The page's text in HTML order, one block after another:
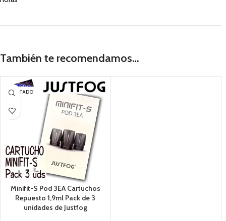
También te recomendamos…
AGOTADO
Minifit-S Pod 3EA Cartuchos
Repuesto 1,9ml Pack de 3
unidades de Justfog